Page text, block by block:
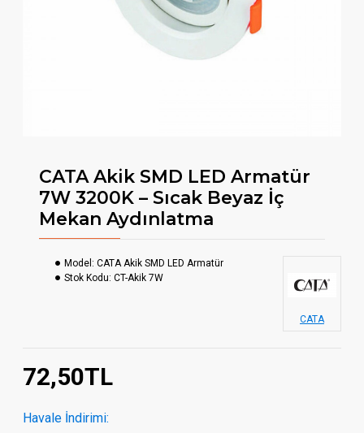
CATA Akik SMD LED Armatür
7W 3200K – Sıcak Beyaz İç
Mekan Aydınlatma
72,50TL
Havale İndirimi:
Model: CATA Akik SMD LED Armatür
Stok Kodu: CT-Akik 7W
CATA